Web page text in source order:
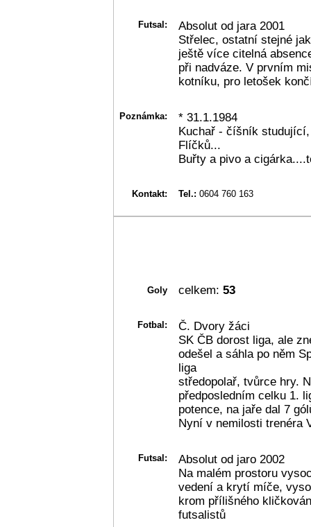
Futsal:
Absolut od jara 2001
Střelec, ostatní stejné
ještě více citelná
při nadváze. V prvním
kotníku, pro letošek
Poznámka:
* 31.1.1984
Kuchař - číšník
Flíčků...
Buřty a pivo a
Kontakt: Tel.: 0604 760 163
Goly celkem: 53
Fotbal:
Č. Dvory žáci
SK ČB dorost liga, ale
odešel a sáhla po něm
liga
středopolař, tvůrce hry.
předposledním celku 1.
potence, na jaře dal 7
Nyní v nemilosti trenéra
Futsal:
Absolut od jaro 2002
Na malém prostoru
vedení a krytí míče,
krom přílišného
futsalistů